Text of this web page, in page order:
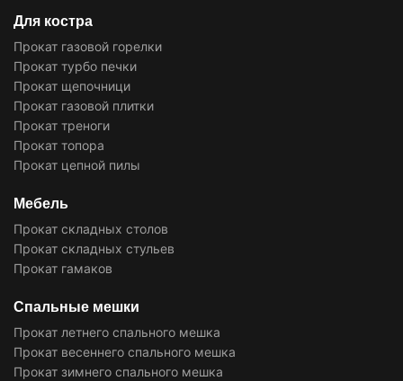
Для костра
Прокат газовой горелки
Прокат турбо печки
Прокат щепочници
Прокат газовой плитки
Прокат треноги
Прокат топора
Прокат цепной пилы
Мебель
Прокат складных столов
Прокат складных стульев
Прокат гамаков
Спальные мешки
Прокат летнего спального мешка
Прокат весеннего спального мешка
Прокат зимнего спального мешка